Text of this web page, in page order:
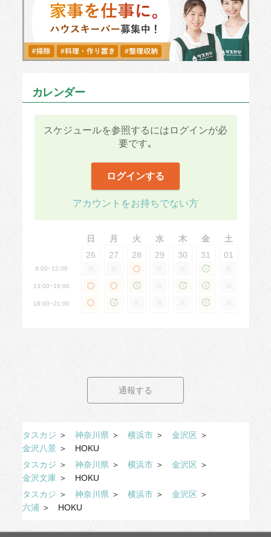
リクエストはベビー用品の収納をメインに、
どこを片付けていいかもわからないけど部屋が
散らかってるから綺麗にしたいという漠然とし
たものでしたがしっかり答えて下さり、
最後は時間が余ってしまう程の手際の良さでし
■タスカジさんへ：
とても有意義なお時間をありがとうございまし
た。お部屋が散らかり過ぎて、
誰かに来てもらうのも恥ずかしいという気持ち
でしたが..明るい雰囲気であっという間に解決
されていくのを見ているうちにお願いして良か
『大丈夫！
誰でもいつからでもできるようになります♪』
との優しいお言葉に勇気をもらえました！
ヒアリングからスムーズに対応いただけまし
た。作業の際もきちんと誘導して下さり、安心
してお願いできました。
▼段取りの良さ（ 5点）
段取りが良過ぎて時間が余る程でしたので、
リクエスト以上の片付けが叶いました✨️
▼丁寧さ（ 5点）
物に対する丁寧さは勿論でしたが、
依頼主の心にも丁寧に対応して下さいます。
手くできないとコンプレックスになりやすいと
思います。そんな気持ちを、ささっと軽くして
くれる丁寧な心遣いを感じました。
赤ちゃんや犬が居ましたが、とにかく赤ちゃん
優先で対応してくださいました。
カレンダー
スケジュールを参照するにはログインが必
要です｡
ログインする
アカウントをお持ちでない方
日 月 火 水 木 金 土
9:00~12:00
13:00~16:00
18:00~21:00
26 27 28 29 30 31 01
通報する
タスカジ ＞ 神奈川県 ＞ 横浜市 ＞ 金沢区 ＞
金沢八景 ＞
HOKU
タスカジ ＞ 神奈川県 ＞ 横浜市 ＞ 金沢区 ＞
金沢文庫 ＞
HOKU
タスカジ ＞ 神奈川県 ＞ 横浜市 ＞ 金沢区 ＞
六浦 ＞ HOKU